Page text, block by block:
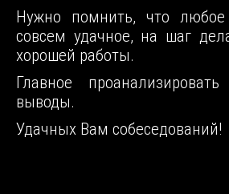
Нужно помнить, что
совсем удачное, на шаг
хорошей работы.
Главное
выводы.
Удачных Вам собеседований!